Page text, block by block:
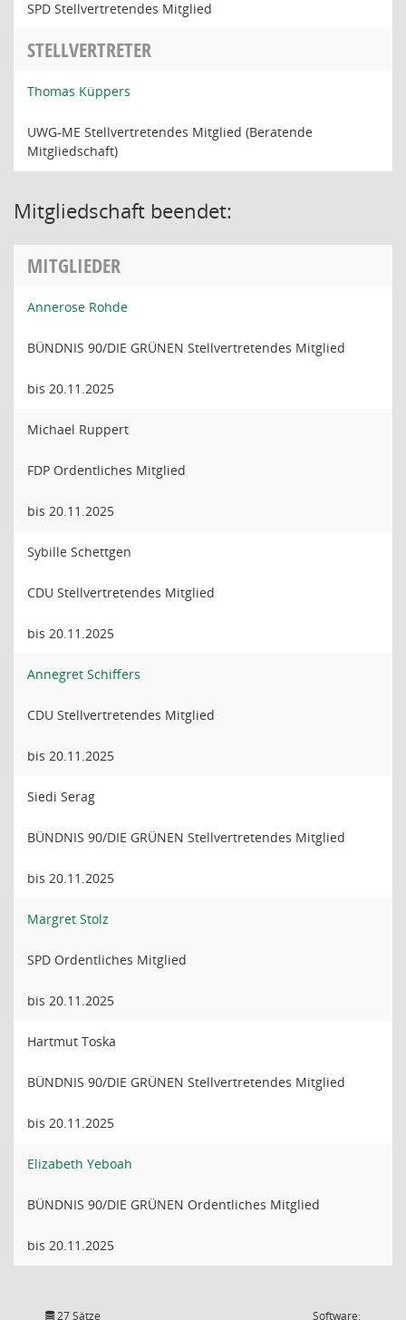
SPD Stellvertretendes Mitglied
STELLVERTRETER
Thomas Küppers
UWG-ME Stellvertretendes Mitglied (Beratende
Mitgliedschaft)
Mitgliedschaft beendet:
MITGLIEDER
Annerose Rohde
BÜNDNIS 90/DIE GRÜNEN Stellvertretendes Mitglied
bis 20.11.2025
Michael Ruppert
FDP Ordentliches Mitglied
bis 20.11.2025
Sybille Schettgen
CDU Stellvertretendes Mitglied
bis 20.11.2025
Annegret Schiffers
CDU Stellvertretendes Mitglied
bis 20.11.2025
Siedi Serag
BÜNDNIS 90/DIE GRÜNEN Stellvertretendes Mitglied
bis 20.11.2025
Margret Stolz
SPD Ordentliches Mitglied
bis 20.11.2025
Hartmut Toska
BÜNDNIS 90/DIE GRÜNEN Stellvertretendes Mitglied
bis 20.11.2025
Elizabeth Yeboah
BÜNDNIS 90/DIE GRÜNEN Ordentliches Mitglied
bis 20.11.2025
27 Sätze Software: